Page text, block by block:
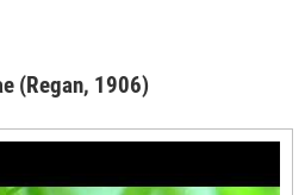
(Regan, 1906)